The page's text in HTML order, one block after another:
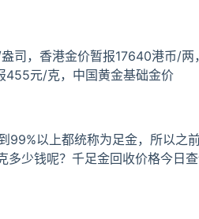
司，香港金价暂报17640港币/
455元/克，中国黄金基础金价
99%以上都统称为足金，所以之
少钱呢？千足金回收价格今日